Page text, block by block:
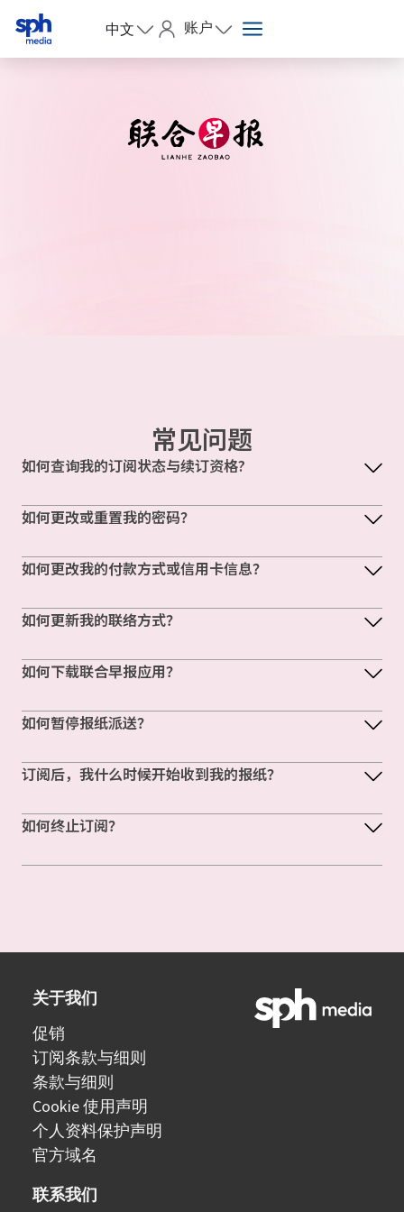
中文 账户
常见问题
如何查询我的订阅状态与续订资格?
如何更改或重置我的密码？
如何更改我的付款方式或信用卡信息？
如何更新我的联络方式？
如何下载联合早报应用？
如何暂停报纸派送？
订阅后，我什么时候开始收到我的报纸？
如何终止订阅？
关于我们
促销
订阅条款与细则
条款与细则
Cookie 使用声明
个人资料保护声明
官方域名
联系我们